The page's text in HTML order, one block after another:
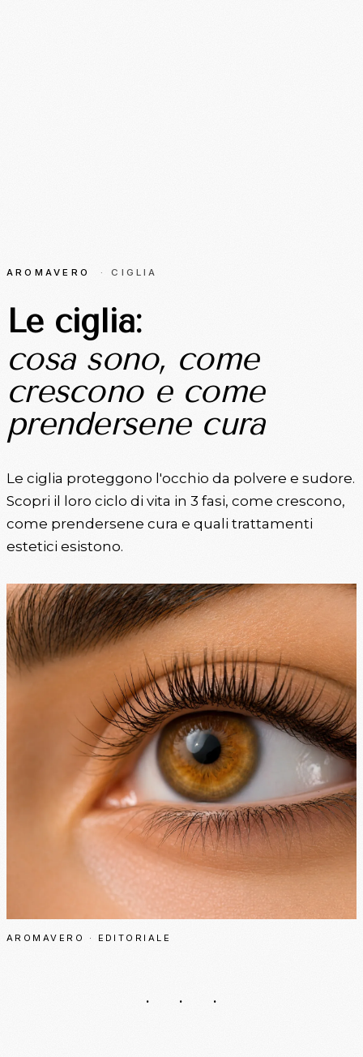
AROMAVERO · CIGLIA
Le ciglia:
cosa sono, come
crescono e come
prendersene cura
Le ciglia proteggono l'occhio da polvere e sudore.
Scopri il loro ciclo di vita in 3 fasi, come crescono,
come prendersene cura e quali trattamenti
estetici esistono.
AROMAVERO · EDITORIALE